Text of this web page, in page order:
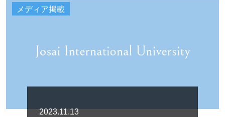
メディア掲載
2023.11.13